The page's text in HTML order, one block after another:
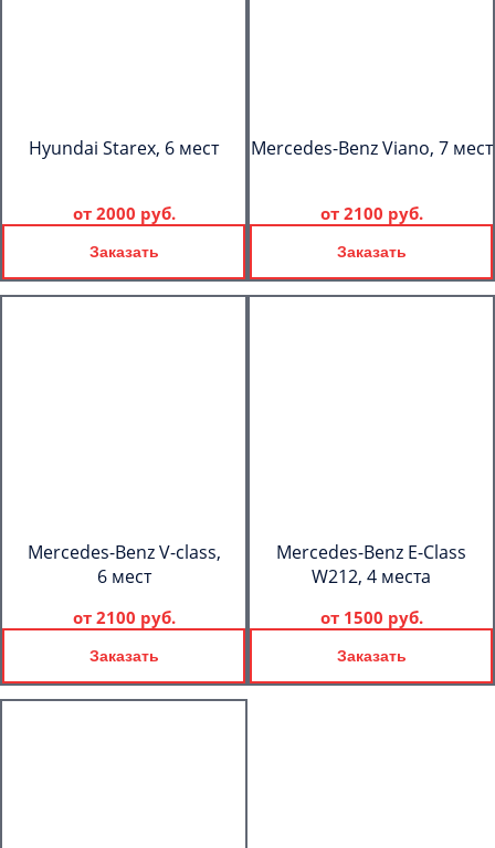
Hyundai Starex, 6 мест
от 2000 руб.
Заказать
Mercedes-Benz Viano, 7 мест
от 2100 руб.
Заказать
Mercedes-Benz V-class,
6 мест
от 2100 руб.
Заказать
Mercedes-Benz E-Class
W212, 4 места
от 1500 руб.
Заказать